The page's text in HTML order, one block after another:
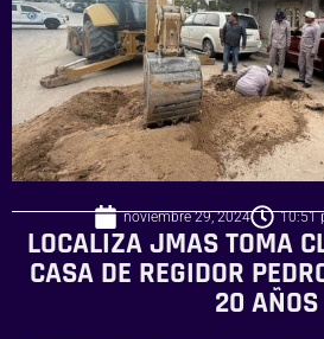
noviembre 29, 2024 10:51
LOCALIZA JMAS TOMA
CASA DE REGIDOR
20 AÑOS